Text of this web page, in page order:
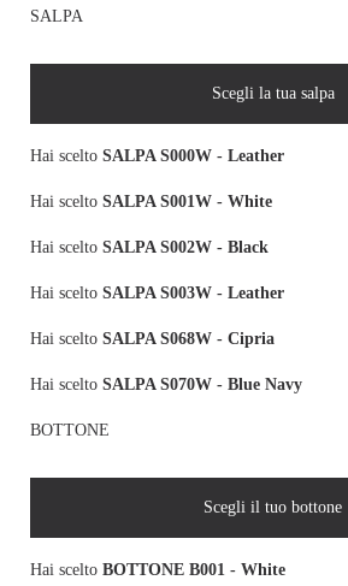
SALPA
Scegli la tua salpa
Hai scelto SALPA S000W - Leather
Hai scelto SALPA S001W - White
Hai scelto SALPA S002W - Black
Hai scelto SALPA S003W - Leather
Hai scelto SALPA S068W - Cipria
Hai scelto SALPA S070W - Blue Navy
BOTTONE
Scegli il tuo bottone
Hai scelto BOTTONE B001 - White